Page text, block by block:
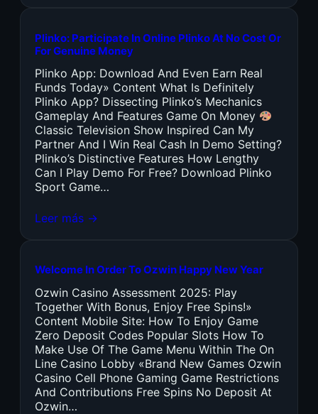
Plinko: Participate In Online Plinko At No Cost Or
For Genuine Money
Plinko App: Download And Even Earn Real
Funds Today» Content What Is Definitely
Plinko App? Dissecting Plinko’s Mechanics
Gameplay And Features Game On Money
Classic Television Show Inspired Can My
Partner And I Win Real Cash In Demo Setting?
Plinko’s Distinctive Features How Lengthy
Can I Play Demo For Free? Download Plinko
Sport Game…
Leer más →
Welcome In Order To Ozwin Happy New Year
Ozwin Casino Assessment 2025: Play
Together With Bonus, Enjoy Free Spins!»
Content Mobile Site: How To Enjoy Game
Zero Deposit Codes Popular Slots How To
Make Use Of The Game Menu Within The On
Line Casino Lobby «Brand New Games Ozwin
Casino Cell Phone Gaming Game Restrictions
And Contributions Free Spins No Deposit At
Ozwin…